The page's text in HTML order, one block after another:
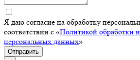
Я даю согласие на обработку
соответствии с «Политикой обработки
персональных данных»
Отправить